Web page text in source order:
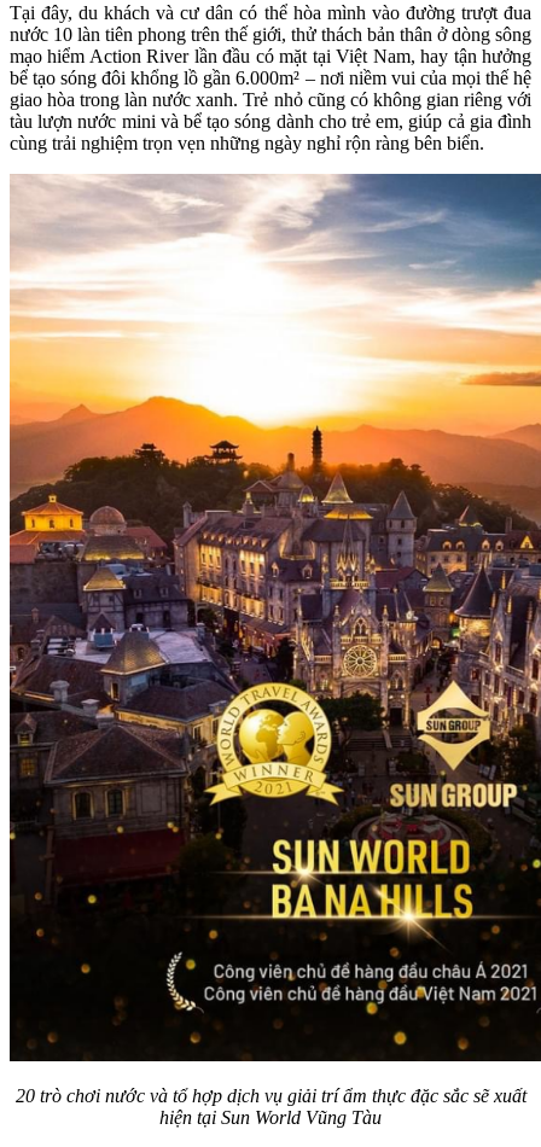
Tại đây, du khách và cư dân có thể hòa mình vào đường trượt đua
nước 10 làn tiên phong trên thế giới, thử thách bản thân ở dòng sông
mạo hiểm Action River lần đầu có mặt tại Việt Nam, hay tận hưởng
bể tạo sóng đôi khổng lồ gần 6.000m² – nơi niềm vui của mọi thế hệ
giao hòa trong làn nước xanh. Trẻ nhỏ cũng có không gian riêng với
tàu lượn nước mini và bể tạo sóng dành cho trẻ em, giúp cả gia đình
cùng trải nghiệm trọn vẹn những ngày nghỉ rộn ràng bên biển.
20 trò chơi nước và tổ hợp dịch vụ giải trí ẩm thực đặc sắc sẽ xuất
hiện tại Sun World Vũng Tàu